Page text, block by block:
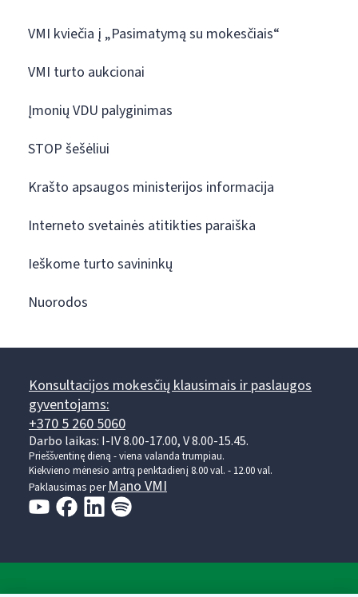
VMI kviečia į „Pasimatymą su mokesčiais“
VMI turto aukcionai
Įmonių VDU palyginimas
STOP šešėliui
Krašto apsaugos ministerijos informacija
Interneto svetainės atitikties paraiška
Ieškome turto savininkų
Nuorodos
Konsultacijos mokesčių klausimais ir paslaugos
gyventojams:
+370 5 260 5060
Darbo laikas: I-IV 8.00-17.00, V 8.00-15.45.
Prieššventinę dieną - viena valanda trumpiau.
Kiekvieno mėnesio antrą penktadienį 8.00 val. - 12.00 val.
Paklausimas per Mano VMI